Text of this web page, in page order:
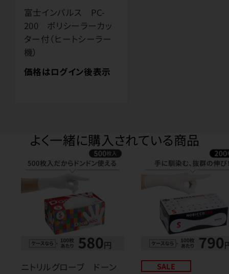
富士インパルス PC-
200 ポリシーラーカッ
ター付（ヒートシーラー
機）
価格はログイン後表示
よく一緒に購入されている商品
ニトリルグローブ ドーン
SALE